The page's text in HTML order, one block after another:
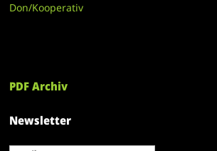
Don/Kooperativ
PDF Archiv
Newsletter